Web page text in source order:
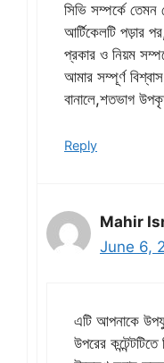
সিভি সম্পর্কে
আর্টিকেলটি পড়ার
প্রকার ও নিয়ম
আমার সম্পূর্ণ
বানালে,শতভাগ
Reply
Mahir
June 6,
এটি আপনাকে
উপরের